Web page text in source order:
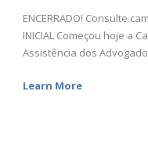
ENCERRADO! Consulte
INICIAL Começou hoje a
Assistência dos
Learn More